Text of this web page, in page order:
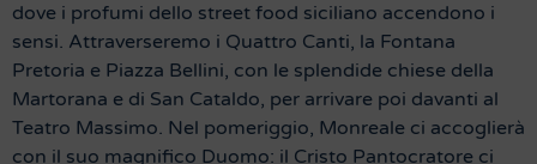
dove i profumi dello street food siciliano accendono i
sensi. Attraverseremo i Quattro Canti, la Fontana
Pretoria e Piazza Bellini, con le splendide chiese della
Martorana e di San Cataldo, per arrivare poi davanti al
Teatro Massimo. Nel pomeriggio, Monreale ci accoglierà
con il suo magnifico Duomo: il Cristo Pantocratore ci